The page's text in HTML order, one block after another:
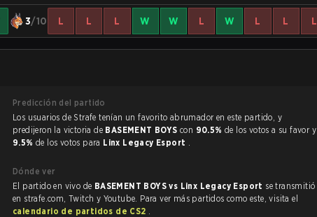
3/10 L L L W W L W L L L
Predicción del partido
Los usuarios de Strafe tenían un favorito abrumador en este partido, y
predijeron la victoria de BASEMENT BOYS con 90.5% de los votos a su favor y
9.5% de los votos para Linx Legacy Esport .
Dónde ver
El partido en vivo de BASEMENT BOYS vs Linx Legacy Esport se transmitió
en strafe.com, Twitch y Youtube. Para ver más partidos como este, visita el
calendario de partidos de CS2 .